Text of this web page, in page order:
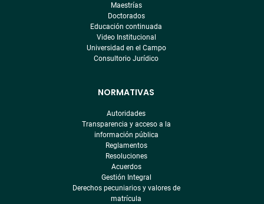
Maestrías
Doctorados
Educación continuada
Video Institucional
Universidad en el Campo
Consultorio Jurídico
NORMATIVAS
Autoridades
Transparencia y acceso a la
información pública
Reglamentos
Resoluciones
Acuerdos
Gestión Integral
Derechos pecuniarios y valores de
matrícula